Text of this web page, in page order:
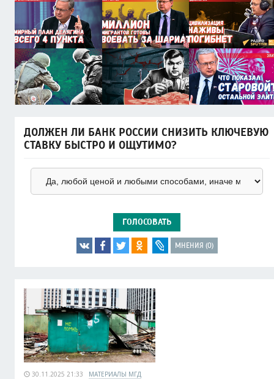
ДОЛЖЕН ЛИ БАНК РОССИИ СНИЗИТЬ КЛЮЧЕВУЮ
СТАВКУ БЫСТРО И ОЩУТИМО?
ГОЛОСОВАТЬ
МНЕНИЯ (0)
30.11.2025 21:33 МАТЕРИАЛЫ МГД